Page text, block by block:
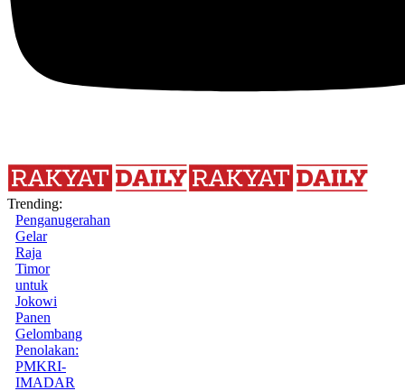
Trending:
Penganugerahan
Gelar
Raja
Timor
untuk
Jokowi
Panen
Gelombang
Penolakan:
PMKRI-
IMADAR